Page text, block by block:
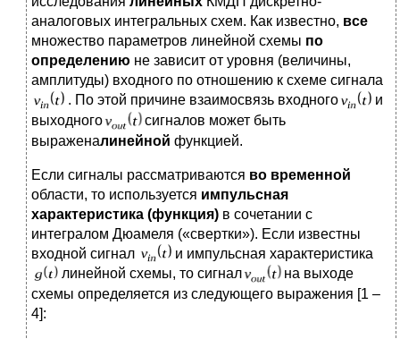
аналоговых интегральных схем. Как известно, все
множество параметров линейной схемы по
определению не зависит от уровня (величины,
амплитуды) входного по отношению к схеме сигнала
. По этой причине взаимосвязь входного
и
выходного
сигналов может быть
выраженалинейной функцией.
Если сигналы рассматриваются во временной
области, то используется импульсная
характеристика (функция) в сочетании с
интегралом Дюамеля («свертки»). Если известны
входной сигнал
и импульсная характеристика
линейной схемы, то сигнал
на выходе
схемы определяется из следующего выражения [1 –
4]: